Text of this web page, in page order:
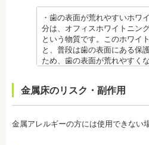
安定するまでの保定期間には
療後も歯科医師の指示を守っ
監修医情報 医療法人社団日
先生
【プロフィール】
日本大学歯学部卒業
歯学博士（口腔外科学）
省 フッ化物の急性中毒量 e-ヘ
また、フッ素を塗った場合で
や磨き残しがあれば虫歯はで
素は虫歯ができにくくなるだ
シ、歯間掃除などは必要です
備考 フッ素を塗布して、歯を
することが可能です。特に、
監修医情報 菊地由利佳先生
・歯の表面が荒れやすいホワ
分は、オフィスホワイトニン
という物質です。このホワイ
と、普段は歯の表面にある保
ため、歯の表面が荒れやすく
・ホワイトニング剤の影響で
スがあります。薬剤が歯の神
ィスホワイトニングで使用す
金属床のリスク・副作用
金属アレルギーの方には使用できない